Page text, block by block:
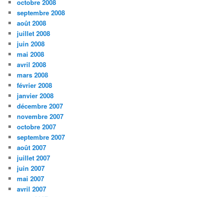
octobre 2008
septembre 2008
août 2008
juillet 2008
juin 2008
mai 2008
avril 2008
mars 2008
février 2008
janvier 2008
décembre 2007
novembre 2007
octobre 2007
septembre 2007
août 2007
juillet 2007
juin 2007
mai 2007
avril 2007